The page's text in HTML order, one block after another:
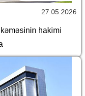
27.05.2026
hakimi